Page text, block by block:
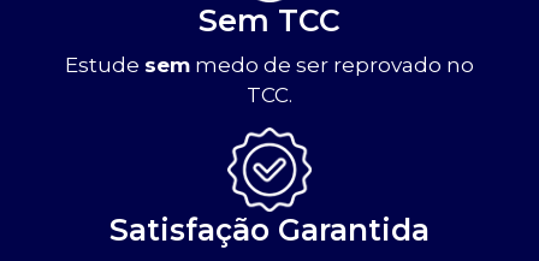
Sem TCC
Estude sem medo de ser reprovado no
TCC.
Satisfação Garantida